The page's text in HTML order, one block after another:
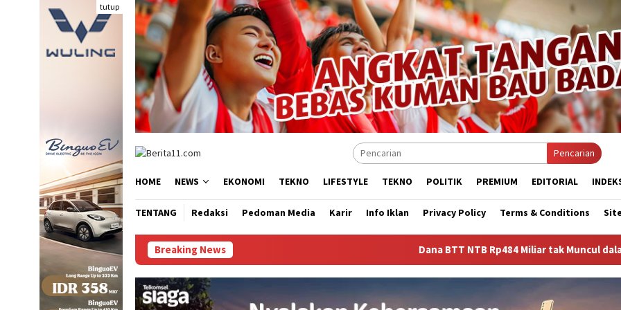
tutup
Pencarian
HOME NEWS EKONOMI TEKNO LIFESTYLE TEKNO POLITIK PREMIUM EDITORIAL
TENTANG Redaksi Pedoman Media Karir Info Iklan Privacy Policy Terms & Conditions
Breaking News Dana BTT NTB Rp484 Miliar tak Muncul dalam LHP BPK,